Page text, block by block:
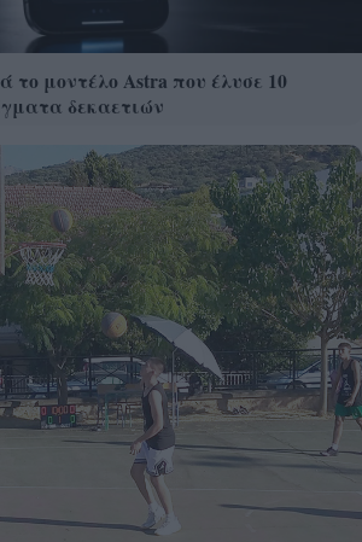
το μοντέλο Astra που έλυσε 10
δεκαετιών